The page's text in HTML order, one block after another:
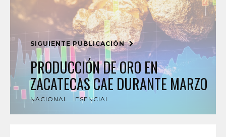
SIGUIENTE PUBLICACIÓN
PRODUCCIÓN DE ORO EN
ZACATECAS CAE DURANTE MARZO
NACIONAL ESENCIAL